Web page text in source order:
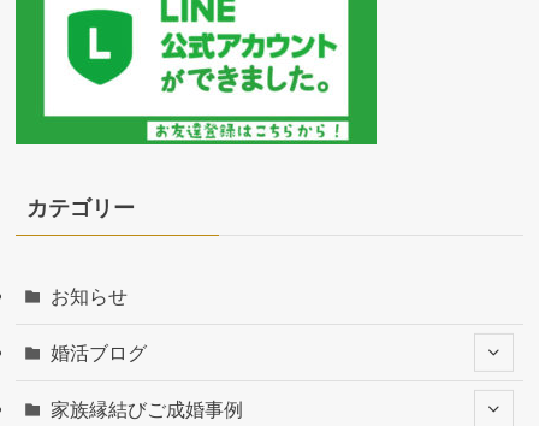
カテゴリー
お知らせ
婚活ブログ
家族縁結びご成婚事例